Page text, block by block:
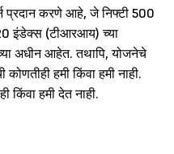
प्रदान करणे आहे, जे निफ्टी 500
इंडेक्स (टीआरआय) च्या
अधीन आहेत. तथापि, योजनेचे
हमी किंवा हमी नाही.
किंवा हमी देत नाही.